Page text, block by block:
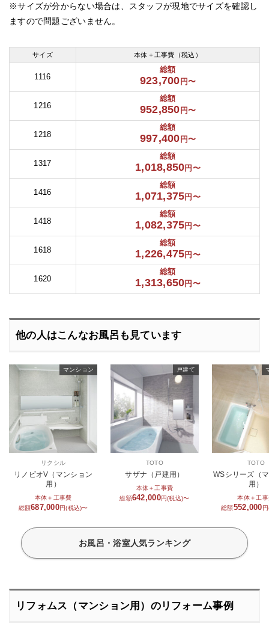
※サイズが分からない場合は、スタッフが現地でサイズを確認し
ますので問題ございません。
サイズ 本体＋工事費（税込）
1116
総額
923,700 円〜
1216
総額
952,850 円〜
1218
総額
997,400 円〜
1317
総額
1,018,850円〜
1416
総額
1,071,375円〜
1418
総額
1,082,375円〜
1618
総額
1,226,475円〜
1620
総額
1,313,650円〜
他の人はこんなお風呂も見ています
リクシル
リノビオV（マンション
用）
本体＋工事費
総額687,000円(税込)〜
マンション
TOTO
サザナ（戸建用）
本体＋工事費
総額642,000円(税込)〜
戸建て
TOTO
WSシリーズ（
用）
本体＋工
総額552,000
お風呂・浴室人気ランキング
リフォムス（マンション用）のリフォーム事例